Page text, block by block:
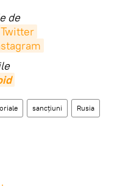
de
Twitter
sancțiuni Rusia